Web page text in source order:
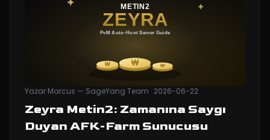
Yazar Marcus — SageYang Team · 2026-06-22
Zeyra Metin2: Zamanına Saygı
Duyan AFK-Farm Sunucusu